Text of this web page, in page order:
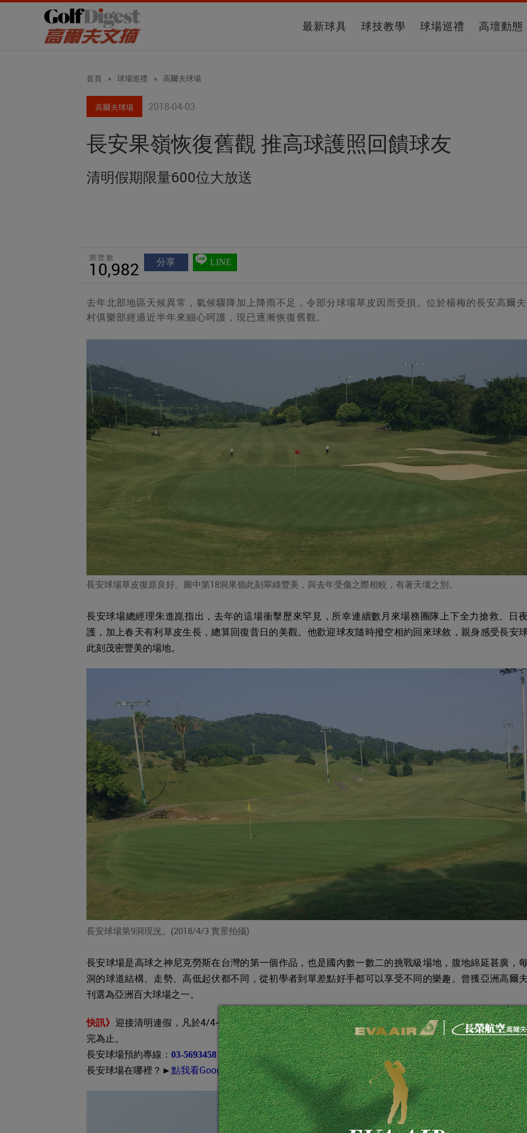
最新球具 球技教學 球場巡禮 高壇動態
首頁 » 球場巡禮 » 高爾夫球場
高爾夫球場 2018-04-03
長安果嶺恢復舊觀 推高球護照回饋球友
清明假期限量600位大放送
瀏覽數
10,982 分享 LINE
去年北部地區天候異常，氣候驟降加上降雨不足，令部分球場草皮因而受損。位於楊梅的長安高爾
村俱樂部經過近半年來細心呵護，現已逐漸恢復舊觀。
長安球場草皮復原良好。圖中第18洞果嶺此刻翠綠豐美，與去年受傷之際相較，有著天壤之別。
長安球場總經理朱進崑指出，去年的這場衝擊歷來罕見，所幸連續數月來場務團隊上下全力搶救、日
護，加上春天有利草皮生長，總算回復昔日的美觀。他歡迎球友隨時撥空相約回來球敘，親身感受長安
此刻茂密豐美的場地。
長安球場第9洞現況。(2018/4/3 實景拍攝)
長安球場是高球之神尼克勞斯在台灣的第一個作品，也是國內數一數二的挑戰級場地，腹地綿延甚廣，
洞的球道結構、走勢、高低起伏都不同，從初學者到單差點好手都可以享受不同的樂趣。曾獲亞洲高爾
刊選為亞洲百大球場之一。
快訊》 迎接清明連假，凡於4/4~4/8至長安球場擊球，即可獲贈內有擊球優惠券之擊球護照。限量600份
完為止。
長安球場預約專線： 03-5693458
長安球場在哪裡？►點我看Google地圖